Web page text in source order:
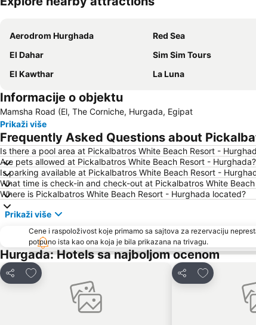
Aerodrom Hurghada Red Sea
El Dahar
Sim Sim Tours
El Kawthar
La Luna
Informacije o objektu
Mamsha Road (El, The Corniche, Hurgada, Egipat
Prikaži više
Frequently Asked Questions about
Is there a pool area at Pickalbatros White Beach Resort -
Are pets allowed at Pickalbatros White Beach Resort - Hurghada?
Is parking available at Pickalbatros White Beach Resort -
What time is check-in and check-out at Pickalbatros White
Where is Pickalbatros White Beach Resort - Hurghada located?
Prikaži više
Cene i raspoloživost koje primamo sa sajtova za rezervaciju
potpuno ista kao ona koja je bila prikazana na trivagu.
Hurgada: Hotels sa najboljom ocenom
Deli
Dodati u favorite
Deli
Dodati u